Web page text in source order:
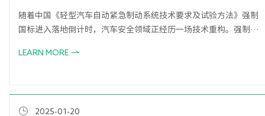
随着中国《轻型汽车自动紧急制动系统技术要求及试验方法》强制
国标进入落地倒计时，汽车安全领域正经历一场技术重构。强制性
AEBS（Advanced Emergency Braking System，自动紧急制动系
LEARN MORE
2025-01-20